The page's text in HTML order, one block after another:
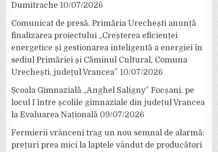
Dumitrache 10/07/2026
Comunicat de presă. Primăria Urechești anunță
finalizarea proiectului „Creșterea eficienței
energetice și gestionarea inteligentă a energiei în
sediul Primăriei și Căminul Cultural, Comuna
Urechești, județul Vrancea” 10/07/2026
Școala Gimnazială „Anghel Saligny” Focșani, pe
locul I între școlile gimnaziale din județul Vrancea
la Evaluarea Națională 09/07/2026
Fermierii vrânceni trag un nou semnal de alarmă:
prețuri prea mici la laptele vândut de producători